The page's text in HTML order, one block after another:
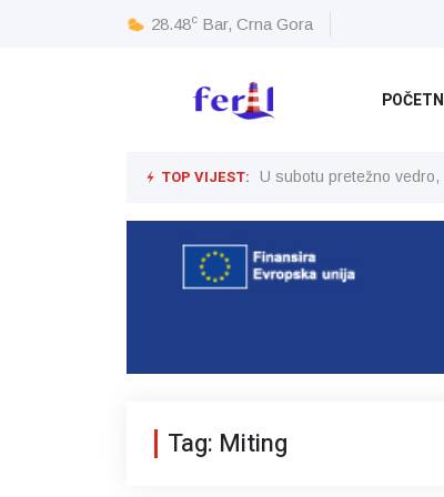
28.48c Bar, Crna Gora
TOP VIJEST: U subotu pretežno
Tag: Miting